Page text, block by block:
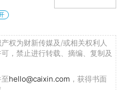
权为财新传媒及/或相关权利人
，禁止进行转载、摘编、复制及
hello@caixin.com ，获得书面